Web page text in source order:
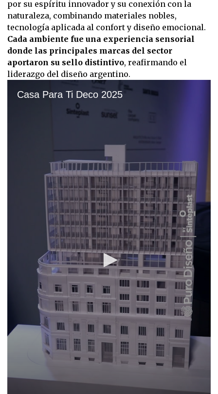
por su espíritu innovador y su conexión con la
naturaleza, combinando materiales nobles,
tecnología aplicada al confort y diseño emocional.
Cada ambiente fue una experiencia sensorial
donde las principales marcas del sector
aportaron su sello distintivo, reafirmando el
liderazgo del diseño argentino.
Casa Para Ti Deco 2025